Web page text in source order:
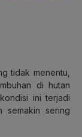
tidak menentu,
di hutan
ini terjadi
semakin sering